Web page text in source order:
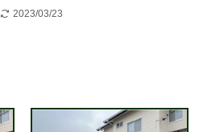
2023/03/23